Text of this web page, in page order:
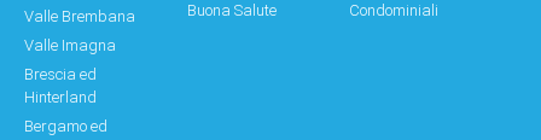
Valle Brembana
Valle Imagna
Brescia ed
Hinterland
Bergamo ed
Buona Salute
Condominiali